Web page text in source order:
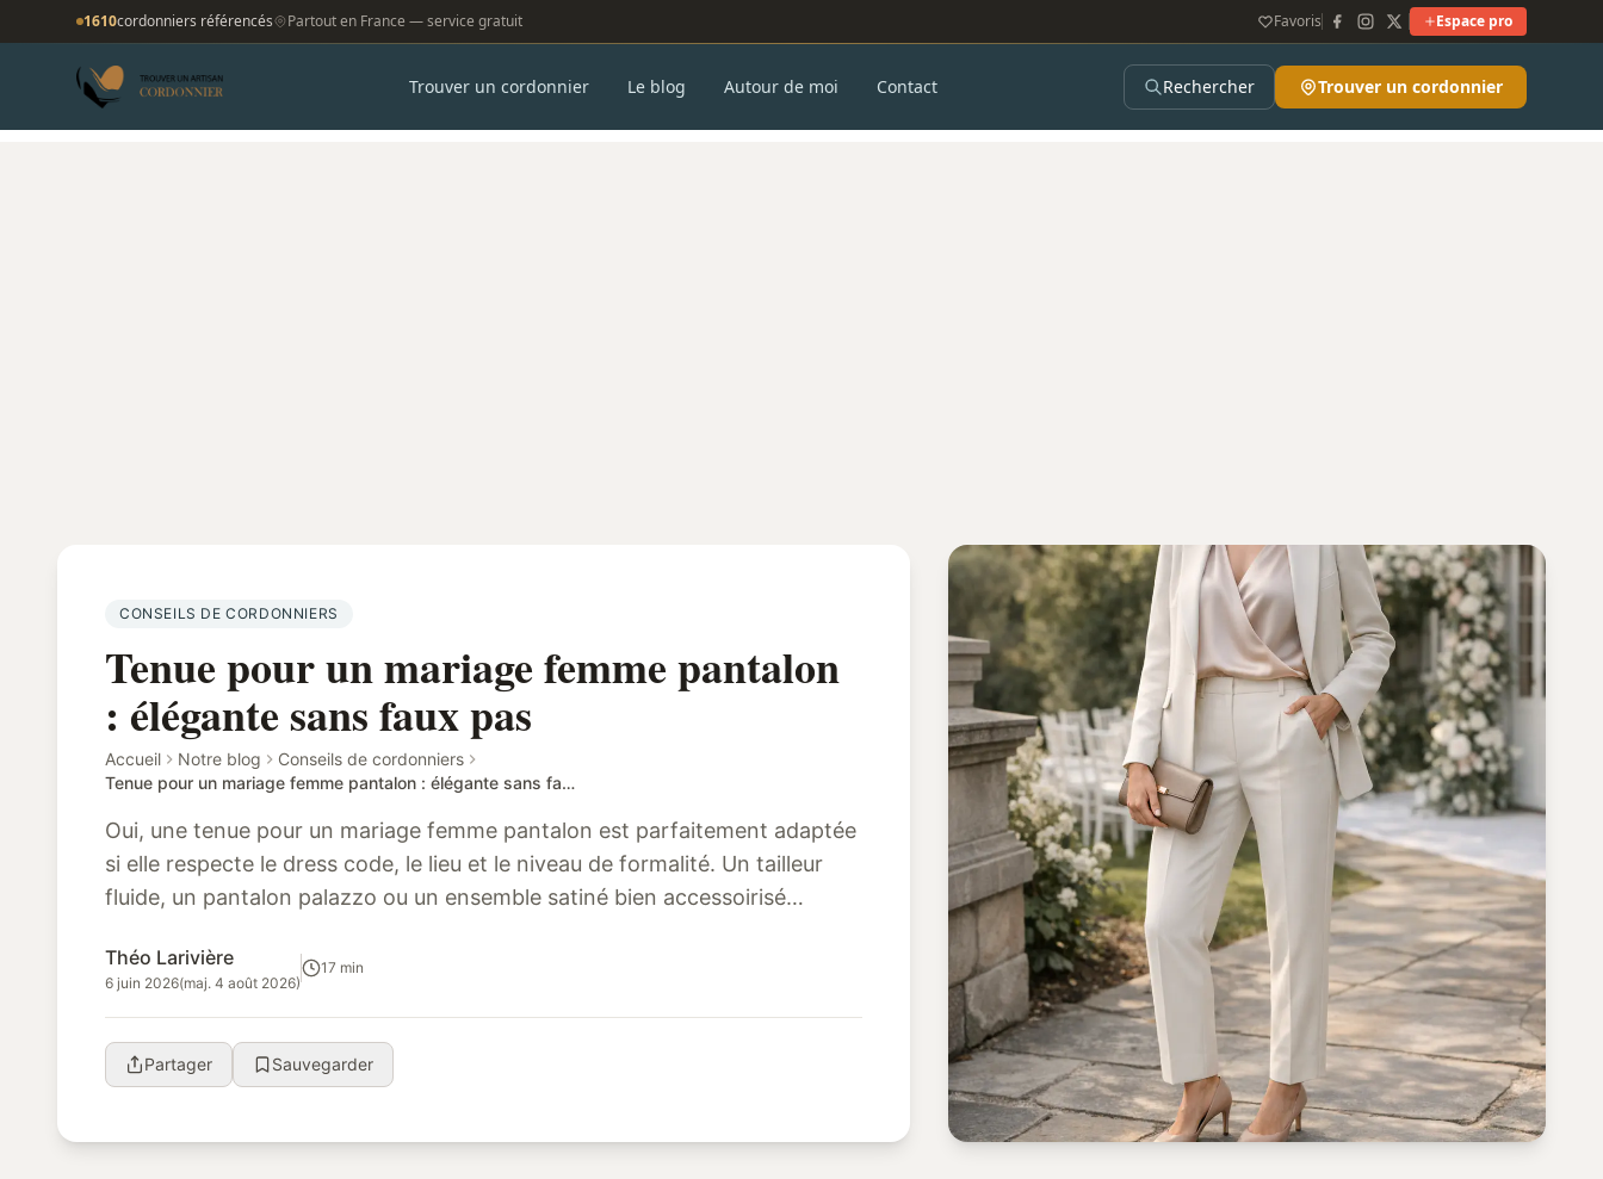
1610cordonniers référencés Partout en France — service gratuit Favoris Espace pro
Trouver un cordonnier Le blog Autour de moi Contact Rechercher Trouver un cordonnier
CONSEILS DE CORDONNIERS
Tenue pour un mariage femme pantalon
: élégante sans faux pas
Accueil Notre blog
Conseils de cordonniers
Tenue pour un mariage femme pantalon : élégante sans faux pas
Oui, une tenue pour un mariage femme pantalon est parfaitement adaptée
si elle respecte le dress code, le lieu et le niveau de formalité. Un tailleur
fluide, un pantalon palazzo ou un ensemble satiné bien accessoirisé
Théo Larivière
6 juin 2026(maj. 4 août 2026)
17 min
Partager Sauvegarder